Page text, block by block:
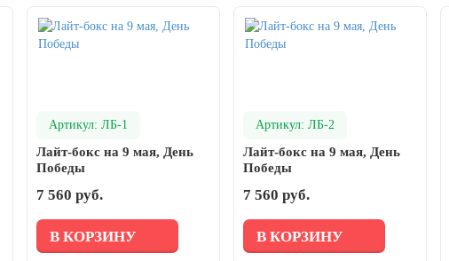
Артикул: ЛБ-1
Лайт-бокс на 9 мая, День
Победы
7 560 руб.
В КОРЗИНУ
Артикул: ЛБ-2
Лайт-бокс на 9 мая, День
Победы
7 560 руб.
В КОРЗИНУ